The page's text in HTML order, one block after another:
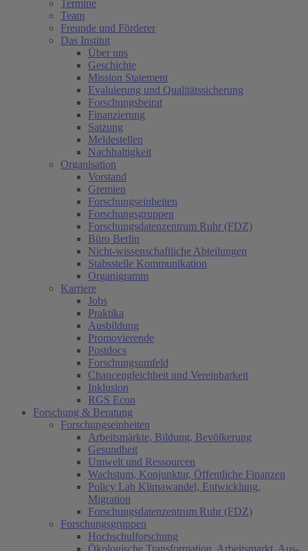
Termine
Team
Freunde und Förderer
Das Institut
Über uns
Geschichte
Mission Statement
Evaluierung und Qualitätssicherung
Forschungsbeirat
Finanzierung
Satzung
Meldestellen
Nachhaltigkeit
Organisation
Vorstand
Gremien
Forschungseinheiten
Forschungsgruppen
Forschungsdatenzentrum Ruhr (FDZ)
Büro Berlin
Nicht-wissenschaftliche Abteilungen
Stabsstelle Kommunikation
Organigramm
Karriere
Jobs
Praktika
Ausbildung
Promovierende
Postdocs
Forschungsumfeld
Chancengleichheit und Vereinbarkeit
Inklusion
RGS Econ
Forschung & Beratung
Forschungseinheiten
Arbeitsmärkte, Bildung, Bevölkerung
Gesundheit
Umwelt und Ressourcen
Wachstum, Konjunktur, Öffentliche Finanzen
Policy Lab Klimawandel, Entwicklung,
Migration
Forschungsdatenzentrum Ruhr (FDZ)
Forschungsgruppen
Hochschulforschung
Ökologische Transformation, Arbeitsmarkt, Aus-